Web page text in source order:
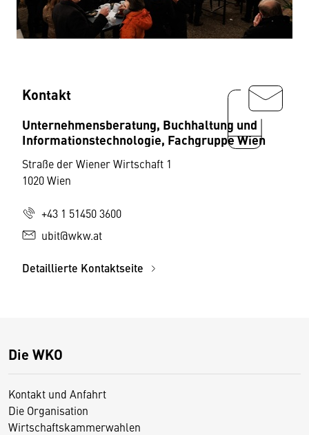
Kontakt
Unternehmensberatung, Buchhaltung und
Informationstechnologie, Fachgruppe Wien
Straße der Wiener Wirtschaft 1
1020 Wien
+43 1 51450 3600
ubit@wkw.at
Detaillierte Kontaktseite
Die WKO
Kontakt und Anfahrt
Die Organisation
Wirtschaftskammerwahlen